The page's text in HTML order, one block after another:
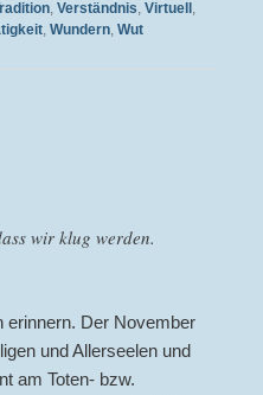
Verständnis Virtuell
Wundern Wut
wir klug werden.
erinnern. Der November
und Allerseelen und
am Toten- bzw.